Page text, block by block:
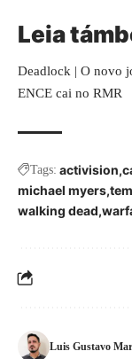
Leia
Deadlock | O novo
ENCE cai no RMR
Tags: activision
michael myers
walking dead
Luis Gustavo